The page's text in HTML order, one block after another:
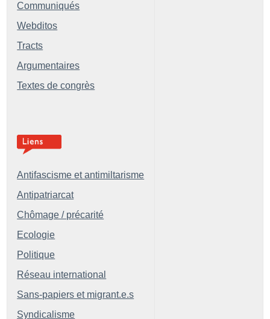
Communiqués
Webditos
Tracts
Argumentaires
Textes de congrès
Antifascisme et antimiltarisme
Antipatriarcat
Chômage / précarité
Ecologie
Politique
Réseau international
Sans-papiers et migrant.e.s
Syndicalisme